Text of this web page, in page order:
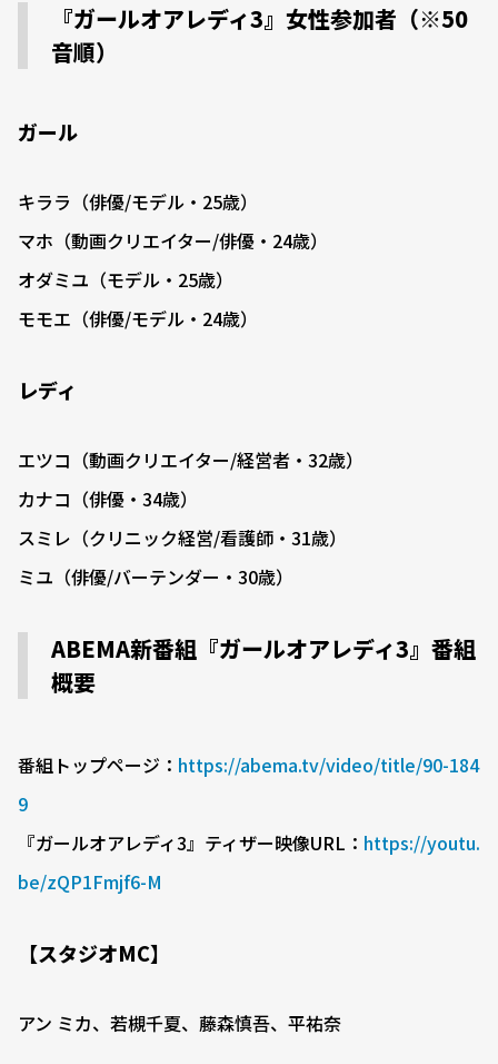
『ガールオアレディ3』女性参加者（※50
音順）
ガール
キララ（俳優/モデル・25歳）
マホ（動画クリエイター/俳優・24歳）
オダミユ（モデル・25歳）
モモエ（俳優/モデル・24歳）
レディ
エツコ（動画クリエイター/経営者・32歳）
カナコ（俳優・34歳）
スミレ（クリニック経営/看護師・31歳）
ミユ（俳優/バーテンダー・30歳）
ABEMA新番組『ガールオアレディ3』番組
概要
番組トップページ： https://abema.tv/video/title/90-184
9
『ガールオアレディ3』ティザー映像URL： https://youtu.
be/zQP1Fmjf6-M
【スタジオMC】
アン ミカ、若槻千夏、藤森慎吾、平祐奈